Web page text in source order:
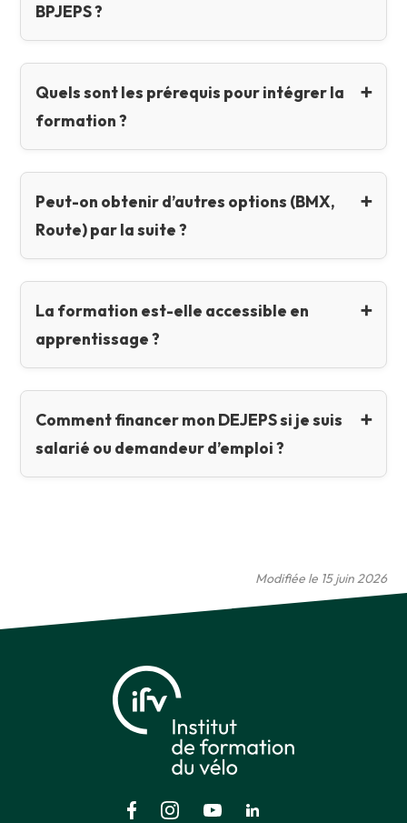
BPJEPS ?
Quels sont les prérequis pour intégrer la
formation ?
Peut-on obtenir d’autres options (BMX,
Route) par la suite ?
La formation est-elle accessible en
apprentissage ?
Comment financer mon DEJEPS si je suis
salarié ou demandeur d’emploi ?
Modifiée le 15 juin 2026